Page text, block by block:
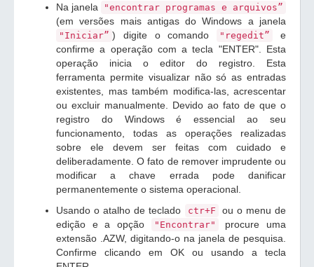
Na janela "encontrar programas e arquivos”
(em versões mais antigas do Windows a janela
"Iniciar” ) digite o comando "regedit”
e
confirme a operação com a tecla "ENTER". Esta
operação inicia o editor do registro. Esta
ferramenta permite visualizar não só as entradas
existentes, mas também modifica-las, acrescentar
ou excluir manualmente. Devido ao fato de que o
registro do Windows é essencial ao seu
funcionamento, todas as operações realizadas
sobre ele devem ser feitas com cuidado e
deliberadamente. O fato de remover imprudente ou
modificar a chave errada pode danificar
permanentemente o sistema operacional.
Usando o atalho de teclado
ctr+F
ou o menu de
edição e a opção
"Encontrar"
procure uma
extensão .AZW, digitando-o na janela de pesquisa.
Confirme clicando em OK ou usando a tecla